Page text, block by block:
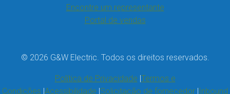
Encontre um representante
Portal de vendas
© 2026 G&W Electric. Todos os direitos reservados.
Política de Privacidade Termos e
Condições Acessibilidade Solicitação de fornecedor Inbound